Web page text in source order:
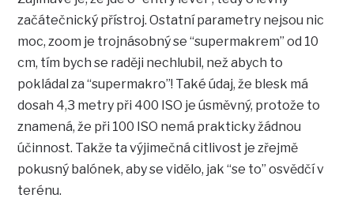
začátečnický přístroj. Ostatní parametry nejsou nic
moc, zoom je trojnásobný se “supermakrem” od 10
cm, tím bych se raději nechlubil, než abych to
pokládal za “supermakro”! Také údaj, že blesk má
dosah 4,3 metry při 400 ISO je úsměvný, protože to
znamená, že při 100 ISO nemá prakticky žádnou
účinnost. Takže ta výjimečná citlivost je zřejmě
pokusný balónek, aby se vidělo, jak “se to” osvědčí v
terénu.